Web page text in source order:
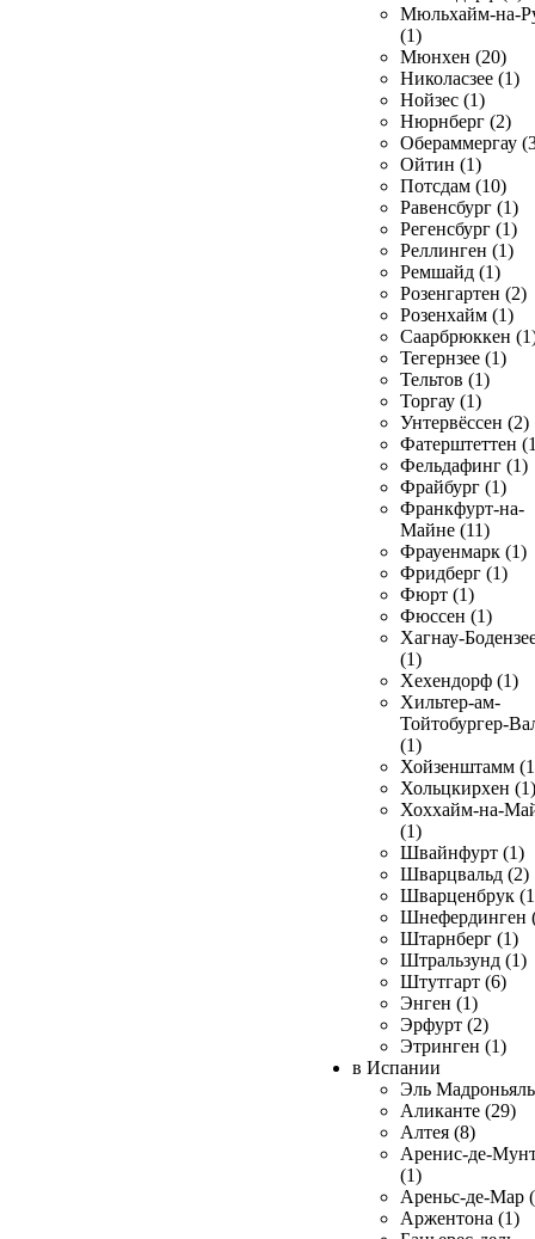
Мюльхайм-на-
(1)
Мюнхен (20)
Николасзее (1)
Нойзес (1)
Нюрнберг (2)
Обераммергау
Ойтин (1)
Потсдам (10)
Равенсбург (1)
Регенсбург (1)
Реллинген (1)
Ремшайд (1)
Розенгартен (2)
Розенхайм (1)
Саарбрюккен
Тегернзее (1)
Тельтов (1)
Торгау (1)
Унтервёссен (2)
Фатерштеттен
Фельдафинг (1)
Фрайбург (1)
Франкфурт-на-
Майне (11)
Фрауенмарк (1)
Фридберг (1)
Фюрт (1)
Фюссен (1)
Хагнау-
(1)
Хехендорф (1)
Хильтер-ам-
Тойтобургер-
(1)
Хойзенштамм
Хольцкирхен (1)
Хоххайм-на-
(1)
Швайнфурт (1)
Шварцвальд (2)
Шварценбрук
Шнефердинген
Штарнберг (1)
Штральзунд (1)
Штутгарт (6)
Энген (1)
Эрфурт (2)
Этринген (1)
в Испании
Эль
Аликанте (29)
Алтея (8)
Аренис-де-
(1)
Ареньс-де-Мар
Аржентона (1)